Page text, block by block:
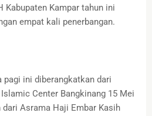
Kabupaten Kampar tahun ini
empat kali penerbangan.
pagi ini diberangkatkan dari
Center Bangkinang 15 Mei
Asrama Haji Embar Kasih